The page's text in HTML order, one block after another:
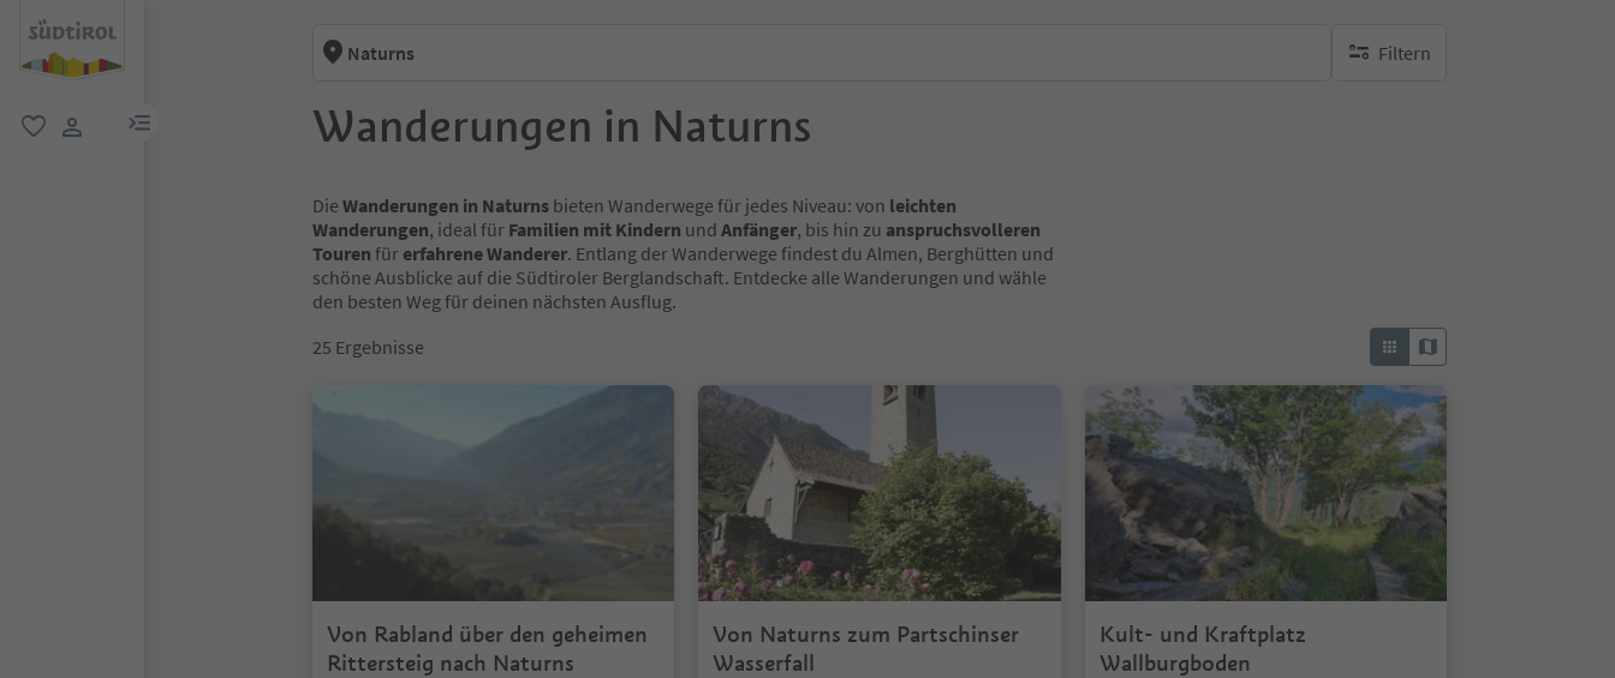
menu link
Naturns Filtern
keine aktiven Filte
Wanderungen in Naturns
Die Wanderungen in Naturns bieten Wanderwege für jedes Niveau: von leichten
Wanderungen, ideal für Familien mit Kindern und Anfänger, bis hin zu anspruchsvolleren
Touren fürerfahrene Wanderer. Entlang der Wanderwege findest du Almen, Berghütten und
schöne Ausblicke auf die Südtiroler Berglandschaft. Entdecke alle Wanderungen und wähle
den besten Weg für deinen nächsten Ausflug.
25 Ergebnisse
1/9
Von Rabland über den geheimen
Rittersteig nach Naturns
1/5
Von Naturns zum Partschinser
Wasserfall
Kult- und Kraftplatz
Wallburgboden